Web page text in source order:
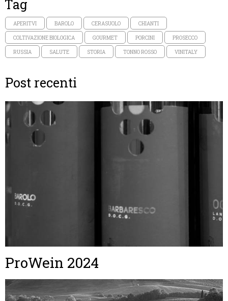
Tag
APERITVI BAROLO CERASUOLO CHIANTI
COLTIVAZIONE BIOLOGICA GOURMET PORCINI PROSECCO
RUSSIA SALUTE STORIA TONNO ROSSO VINITALY
Post recenti
ProWein 2024